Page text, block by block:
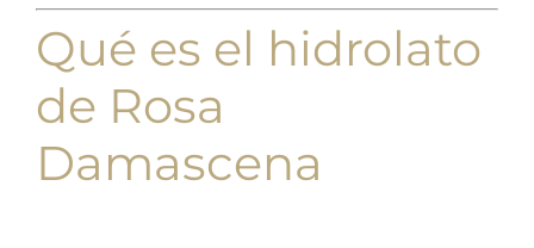
Qué es el hidrolato
de Rosa
Damascena